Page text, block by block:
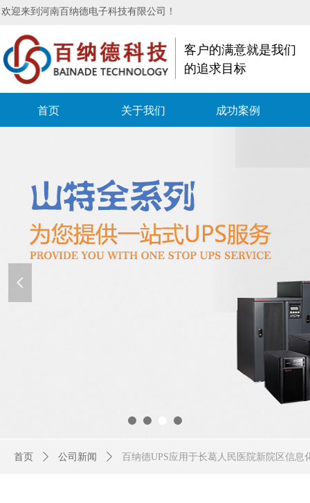
欢迎来到河南百纳德电子科技有限公司！
首页 关于我们 成功案例
客户的满意就是我们
的追求目标
넳
首页 ꄲ 公司新闻 ꄲ 百纳德UPS应用于长葛人民医院新院区信息